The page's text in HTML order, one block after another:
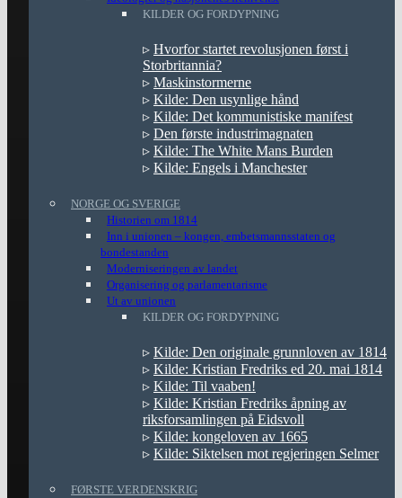
KILDER OG FORDYPNING
▹ Hvorfor startet revolusjonen først i
Storbritannia?
▹ Maskinstormerne
▹ Kilde: Den usynlige hånd
▹ Kilde: Det kommunistiske manifest
▹ Den første industrimagnaten
▹ Kilde: The White Mans Burden
▹ Kilde: Engels i Manchester
NORGE OG SVERIGE
Historien om 1814
Inn i unionen – kongen, embetsmannsstaten og
bondestanden
Moderniseringen av landet
Organisering og parlamentarisme
Ut av unionen
KILDER OG FORDYPNING
▹ Kilde: Den originale grunnloven av 1814
▹ Kilde: Kristian Fredriks ed 20. mai 1814
▹ Kilde: Til vaaben!
▹ Kilde: Kristian Fredriks åpning av
riksforsamlingen på Eidsvoll
▹ Kilde: kongeloven av 1665
▹ Kilde: Siktelsen mot regjeringen Selmer
FØRSTE VERDENSKRIG